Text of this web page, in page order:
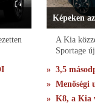
Képeken
A Kia
Sportage
» 3,5
» Menőségi
» K8, a Kia